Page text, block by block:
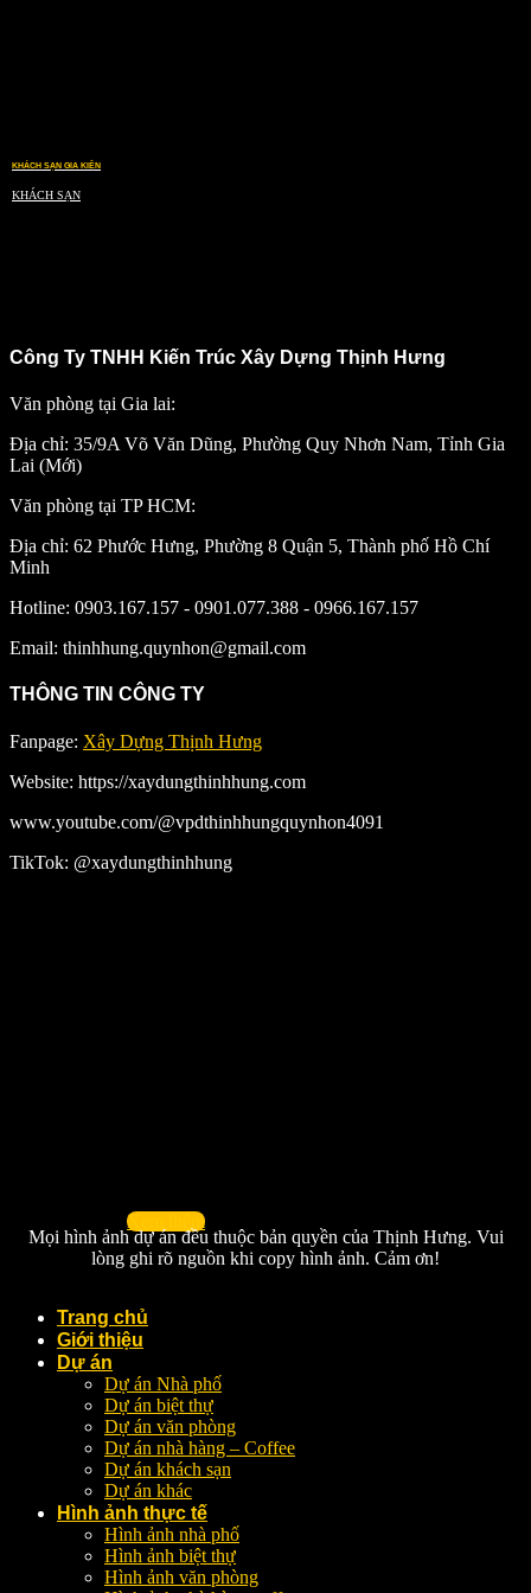
KHÁCH SẠN GIA KIÊN
KHÁCH SẠN
Công Ty TNHH Kiến Trúc Xây Dựng Thịnh Hưng
Văn phòng tại Gia lai:
Địa chỉ: 35/9A Võ Văn Dũng, Phường Quy Nhơn Nam, Tỉnh Gia
Lai (Mới)
Văn phòng tại TP HCM:
Địa chỉ: 62 Phước Hưng, Phường 8 Quận 5, Thành phố Hồ Chí
Minh
Hotline: 0903.167.157 - 0901.077.388 - 0966.167.157
Email: thinhhung.quynhon@gmail.com
THÔNG TIN CÔNG TY
Fanpage: Xây Dựng Thịnh Hưng
Website: https://xaydungthinhhung.com
www.youtube.com/@vpdthinhhungquynhon4091
TikTok: @xaydungthinhhung
Xem thêm
Mọi hình ảnh dự án đều thuộc bản quyền của Thịnh Hưng. Vui
lòng ghi rõ nguồn khi copy hình ảnh. Cảm ơn!
Trang chủ
Giới thiệu
Dự án
Dự án Nhà phố
Dự án biệt thự
Dự án văn phòng
Dự án nhà hàng – Coffee
Dự án khách sạn
Dự án khác
Hình ảnh thực tế
Hình ảnh nhà phố
Hình ảnh biệt thự
Hình ảnh văn phòng